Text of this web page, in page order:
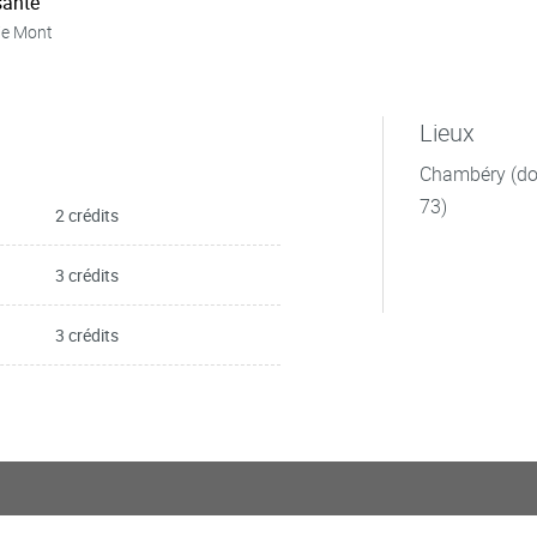
Mont
2 crédits
3 crédits
3 crédits
Lieux
Chambéry
73)